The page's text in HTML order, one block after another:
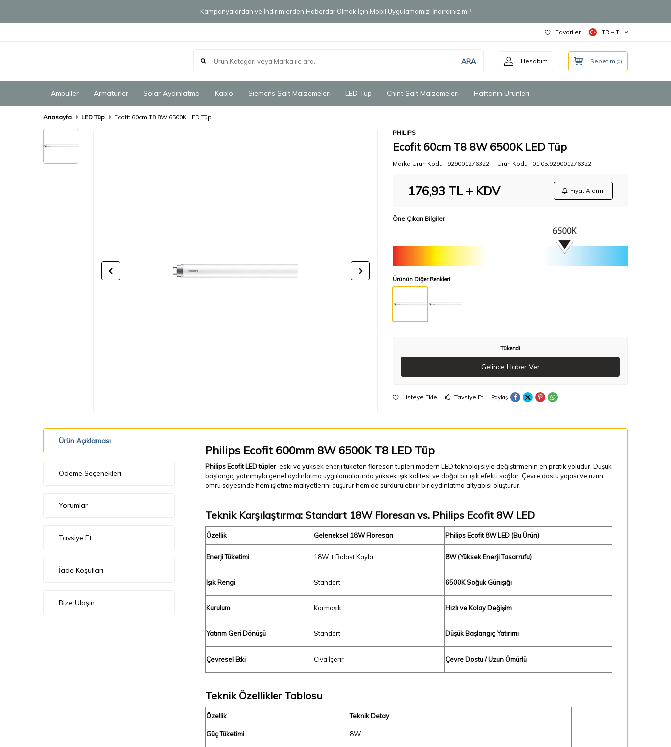
Kampanyalardan ve İndirimlerden Haberdar Olmak İçin Mobil Uygulamamızı İndirdiniz mi?
Favoriler TR − TL
ARA Hesabım Sepetim (0)
Ampuller Armatürler Solar Aydınlatma Kablo Siemens Şalt Malzemeleri LED Tüp Chint Şalt Malzemeleri Haftanın Ürünleri
Anasayfa LED Tüp Ecofit 60cm T8 8W 6500K LED Tüp
PHILIPS
Ecofit 60cm T8 8W 6500K LED Tüp
Marka Ürün Kodu : 929001276322 Ürün Kodu : 01.05.929001276322
176,93 TL + KDV Fiyat Alarmı
Öne Çıkan Bilgiler
Ürünün Diğer Renkleri
Tükendi
Gelince Haber Ver
Listeye Ekle Tavsiye Et Paylaş
Ürün Açıklaması
Ödeme Seçenekleri
Yorumlar
Tavsiye Et
İade Koşulları
Bize Ulaşın.
Philips Ecofit 600mm 8W 6500K T8 LED Tüp
Philips Ecofit LED tüpler, eski ve yüksek enerji tüketen floresan tüpleri modern LED teknolojisiyle değiştirmenin en pratik yoludur. Düşük
başlangıç yatırımıyla genel aydınlatma uygulamalarında yüksek ışık kalitesi ve doğal bir ışık efekti sağlar. Çevre dostu yapısı ve uzun
ömrü sayesinde hem işletme maliyetlerini düşürür hem de sürdürülebilir bir aydınlatma altyapısı oluşturur.
Teknik Karşılaştırma: Standart 18W Floresan vs. Philips Ecofit 8W LED
Özellik Geleneksel 18W Floresan Philips Ecofit 8W LED (Bu Ürün)
Enerji Tüketimi 18W + Balast Kaybı 8W (Yüksek Enerji Tasarrufu)
Işık Rengi Standart 6500K Soğuk Günışığı
Kurulum Karmaşık Hızlı ve Kolay Değişim
Yatırım Geri Dönüşü Standart Düşük Başlangıç Yatırımı
Çevresel Etki Cıva İçerir Çevre Dostu / Uzun Ömürlü
Teknik Özellikler Tablosu
Özellik Teknik Detay
Güç Tüketimi 8W